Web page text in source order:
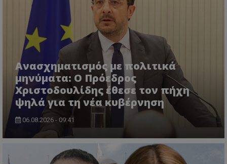
Ανασχηματισμός με πολιτικά
μηνύματα: Ο Πρόεδρος
Χριστοδουλίδης έθεσε τον πήχη
ψηλά για τη νέα κυβέρνηση
06.08.2026 - 09:41